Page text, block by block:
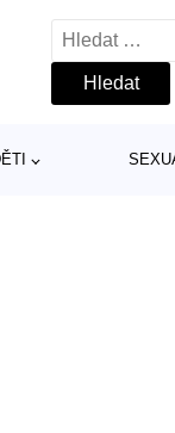
Vyhledávání